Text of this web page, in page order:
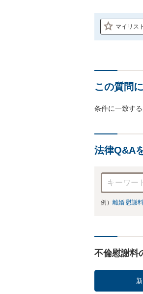
マイリス
この質問
条件に一致す
法律Q&A
例） 離婚 慰謝料
不倫慰謝料